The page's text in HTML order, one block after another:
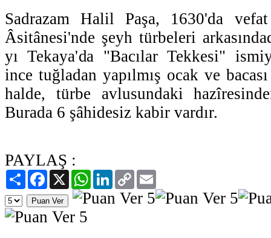
Sadrazam Halil Paşa, 1630'da
Âsitânesi'nde şeyh türbeleri
yı Tekaya'da "Bacılar Tekkesi"
ince tuğladan yapılmış ocak ve
halde, türbe avlusundaki
Burada 6 şâhidesiz kabir vardır.
PAYLAŞ :
PaylaşFacebook
X WhatsAppLinkedIn
Copy
Link